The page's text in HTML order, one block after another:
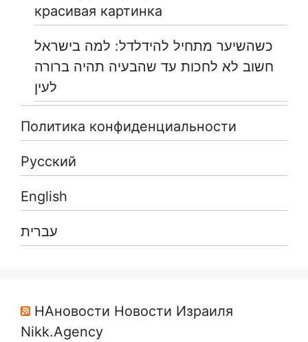
красивая картинка
כשהשיער מתחיל להידלדל: למה בישראל
חשוב לא לחכות עד שהבעיה תהיה ברורה
לעין
Политика конфиденциальности
Русский
English
עברית
НАновости Новости Израиля
Nikk.Agency